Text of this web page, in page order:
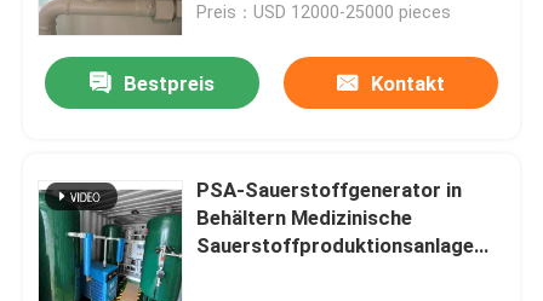
Preis：USD 12000-25000 pieces
Bestpreis Kontakt
PSA-Sauerstoffgenerator in
Behältern Medizinische
Sauerstoffproduktionsanlage